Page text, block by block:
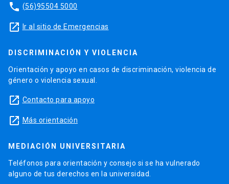
phone (56)95504 5000
launch Ir al sitio de Emergencias
DISCRIMINACIÓN Y VIOLENCIA
Orientación y apoyo en casos de discriminación, violencia de
género o violencia sexual.
launch Contacto para apoyo
launch Más orientación
MEDIACIÓN UNIVERSITARIA
Teléfonos para orientación y consejo si se ha vulnerado
alguno de tus derechos en la universidad.